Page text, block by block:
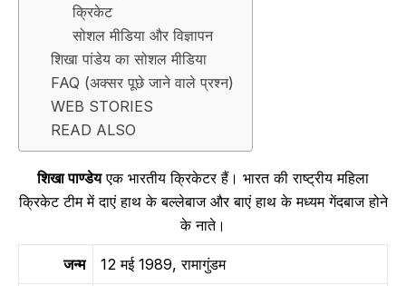
क्रिकेट
सोशल मीडिया और विज्ञापन
शिखा पांडेय का सोशल मीडिया
FAQ (अक्सर पूछे जाने वाले प्रश्न)
WEB STORIES
READ ALSO
शिखा पाण्डेयएक भारतीय क्रिकेटर हैं। भारत की राष्ट्रीय महिला
क्रिकेट टीम में दाएं हाथ के बल्लेबाज और बाएं हाथ के मध्यम गेंदबाज होने
के नाते।
जन्म 12 मई 1989, रामागुंडम